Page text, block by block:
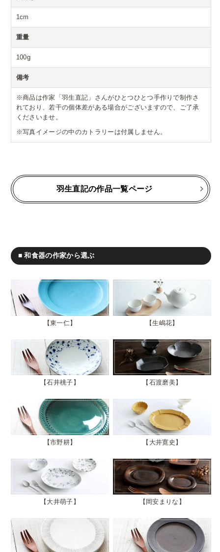
1cm
重量
100g
備考
※商品は作家「羽生直記」さんがひとつひとつ手作りで制作さ
れており、若干の個体差がある場合がございますので、ご了承
くださいませ。
※写真イメージの中のカトラリーは付属しません。
羽生直記の作品一覧ページ
■ 和食器の作家から選ぶ
東一仁 生嶋花
石井桃子 石渡磨美
市野耕 大井寛史
大井萌子 岡安まりな